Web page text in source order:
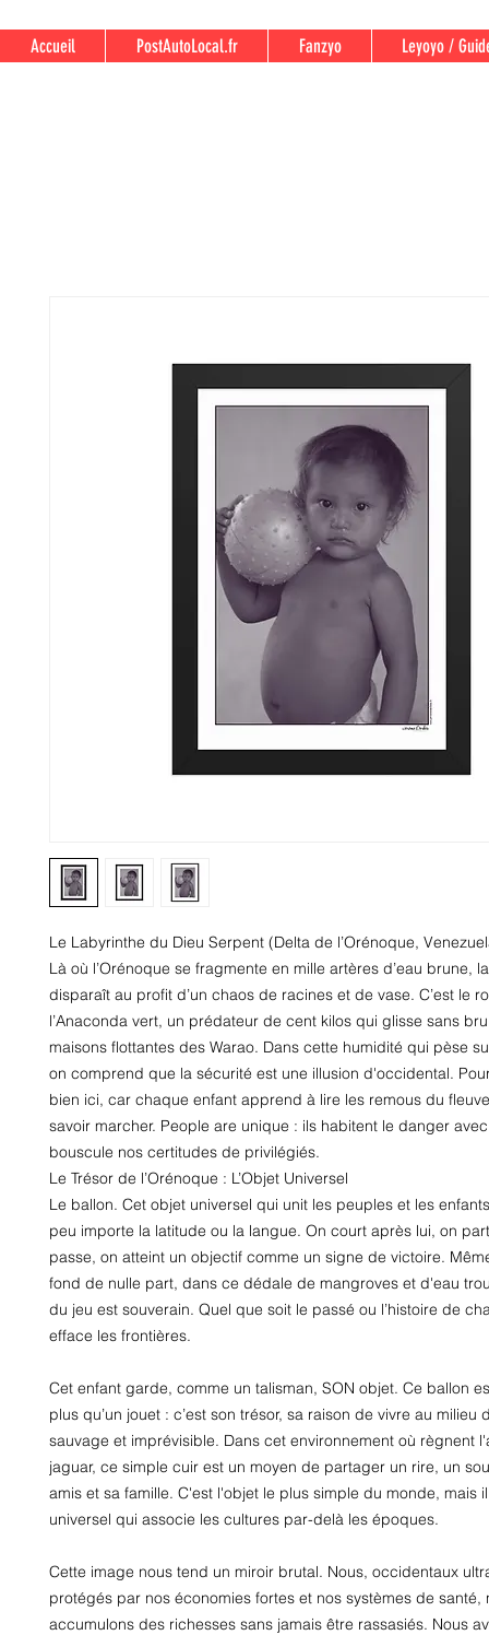
Accueil PostAutoLocal.fr Fanzyo Leyoyo /
Le Labyrinthe du Dieu Serpent (Delta de l’Orénoque,
Là où l’Orénoque se fragmente en mille artères d’eau brune,
disparaît au profit d’un chaos de racines et de vase. C’est le
l’Anaconda vert, un prédateur de cent kilos qui glisse sans
maisons flottantes des Warao. Dans cette humidité qui pèse
on comprend que la sécurité est une illusion d'occidental.
bien ici, car chaque enfant apprend à lire les remous du
savoir marcher. People are unique : ils habitent le danger
bouscule nos certitudes de privilégiés.
Le Trésor de l’Orénoque : L’Objet Universel
Le ballon. Cet objet universel qui unit les peuples et les
peu importe la latitude ou la langue. On court après lui, on
passe, on atteint un objectif comme un signe de victoire.
fond de nulle part, dans ce dédale de mangroves et d'eau
du jeu est souverain. Quel que soit le passé ou l’histoire de
efface les frontières.
Cet enfant garde, comme un talisman, SON objet. Ce ballon
plus qu’un jouet : c’est son trésor, sa raison de vivre au milieu
sauvage et imprévisible. Dans cet environnement où règnent
jaguar, ce simple cuir est un moyen de partager un rire, un
amis et sa famille. C'est l'objet le plus simple du monde, mais
universel qui associe les cultures par-delà les époques.
Cette image nous tend un miroir brutal. Nous, occidentaux
protégés par nos économies fortes et nos systèmes de santé,
accumulons des richesses sans jamais être rassasiés. Nous